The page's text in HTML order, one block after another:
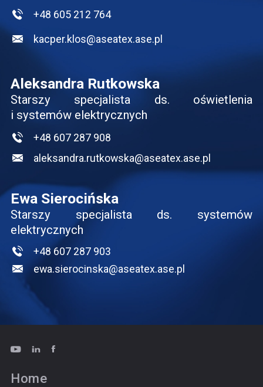
+48 605 212 764
kacper.klos@aseatex.ase.pl
Aleksandra Rutkowska
Starszy specjalista ds. oświetlenia
i systemów elektrycznych
+48 607 287 908
aleksandra.rutkowska@aseatex.ase.pl
Ewa Sierocińska
Starszy specjalista ds. systemów
elektrycznych
+48 607 287 903
ewa.sierocinska@aseatex.ase.pl
Home